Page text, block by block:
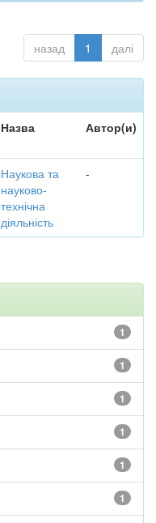
назад 1 далі
Назва Автор(и)
Наукова та
науково-
технічна
діяльність
-
1
1
1
1
1
1